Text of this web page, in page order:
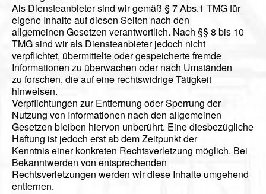
Als Diensteanbieter sind wir gemäß § 7 Abs.1 TMG für
eigene Inhalte auf diesen Seiten nach den
allgemeinen Gesetzen verantwortlich. Nach §§ 8 bis 10
TMG sind wir als Diensteanbieter jedoch nicht
verpflichtet, übermittelte oder gespeicherte fremde
Informationen zu überwachen oder nach Umständen
zu forschen, die auf eine rechtswidrige Tätigkeit
hinweisen.
Verpflichtungen zur Entfernung oder Sperrung der
Nutzung von Informationen nach den allgemeinen
Gesetzen bleiben hiervon unberührt. Eine diesbezügliche
Haftung ist jedoch erst ab dem Zeitpunkt der
Kenntnis einer konkreten Rechtsverletzung möglich. Bei
Bekanntwerden von entsprechenden
Rechtsverletzungen werden wir diese Inhalte umgehend
entfernen.